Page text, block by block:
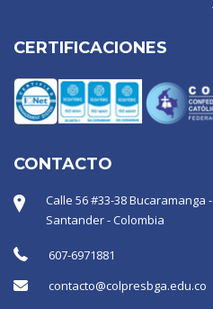
CERTIFICACIONES
CONTACTO
Calle 56 #33-38 Bucaramanga -
Santander - Colombia
607-6971881
contacto@colpresbga.edu.co